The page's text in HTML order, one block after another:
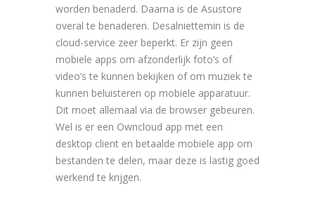
worden benaderd. Daarna is de Asustore
overal te benaderen. Desalniettemin is de
cloud-service zeer beperkt. Er zijn geen
mobiele apps om afzonderlijk foto’s of
video’s te kunnen bekijken of om muziek te
kunnen beluisteren op mobiele apparatuur.
Dit moet allemaal via de browser gebeuren.
Wel is er een Owncloud app met een
desktop client en betaalde mobiele app om
bestanden te delen, maar deze is lastig goed
werkend te krijgen.